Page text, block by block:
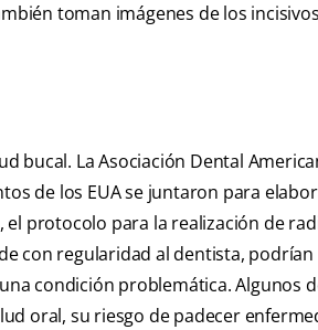
toman imágenes de los
bucal. La Asociación Dental
de los EUA se juntaron para
protocolo para la realización de
con regularidad al dentista,
condición problemática. Algunos
oral, su riesgo de padecer